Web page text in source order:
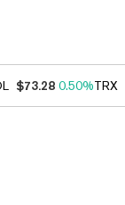
$73.28 0.50%TRX